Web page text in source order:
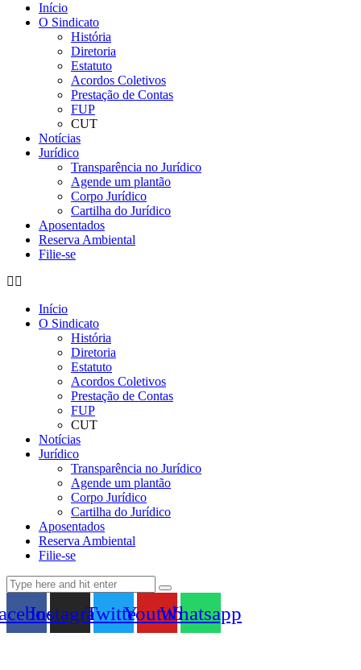
Início
O Sindicato
História
Diretoria
Estatuto
Acordos Coletivos
Prestação de Contas
FUP
CUT
Notícias
Jurídico
Transparência no Jurídico
Agende um plantão
Corpo Jurídico
Cartilha do Jurídico
Aposentados
Reserva Ambiental
Filie-se
Início
O Sindicato
História
Diretoria
Estatuto
Acordos Coletivos
Prestação de Contas
FUP
CUT
Notícias
Jurídico
Transparência no Jurídico
Agende um plantão
Corpo Jurídico
Cartilha do Jurídico
Aposentados
Reserva Ambiental
Filie-se
InstagramTwitterYoutubeWhatsapp